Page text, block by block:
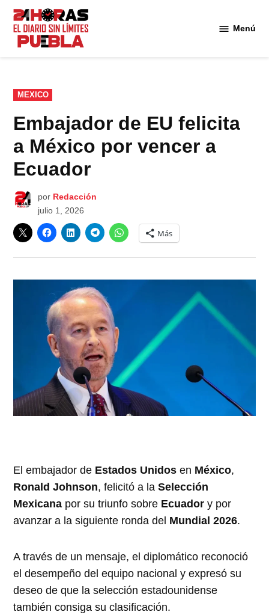
Saltar
contenido
Menú
PUBLICADO
EN
MEXICO
Embajador de EU felicita
a México por vencer a
Ecuador
por Redacción
julio 1, 2026
Más
El embajador de Estados Unidos en México,
Ronald Johnson, felicitó a laSelección
Mexicana por su triunfo sobre Ecuador y por
avanzar a la siguiente ronda del Mundial 2026.
A través de un mensaje, el diplomático reconoció
el desempeño del equipo nacional y expresó su
deseo de que la selección estadounidense
también consiga su clasificación.